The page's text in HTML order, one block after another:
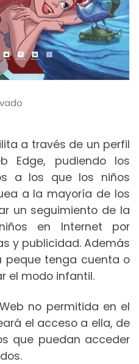
a través de un perfil
Edge, pudiendo los
a los que los niños
a la mayoría de los
un seguimiento de la
en Internet por
y publicidad. Además
peque tenga cuenta o
el modo infantil.
no permitida en el
el acceso a ella, de
que puedan acceder